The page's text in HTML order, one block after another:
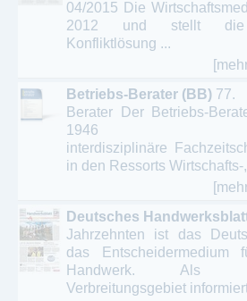
04/2015 Die
2012 und stellt die
Konfliktlösung ...
Betriebs-Berater (BB) 77.
Berater Der Betriebs-
1946
interdisziplinäre
in den Ressorts Wirtschafts-
Deutsches
Jahrzehnten ist das
das Entscheidermedium
Handwerk. Als
Verbreitungsgebiet